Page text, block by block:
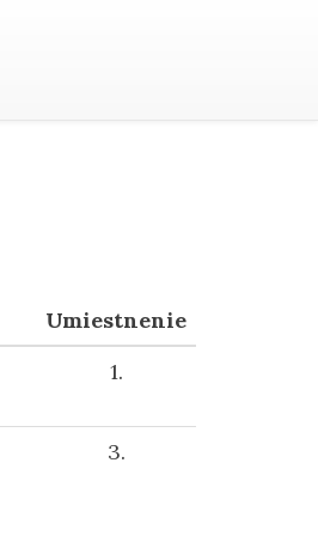
Umiestnenie
1.
3.